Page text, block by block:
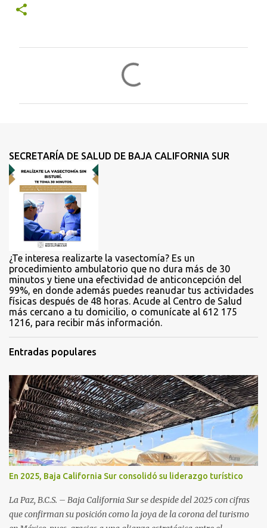
t
a
r
o
SECRETARÍA DE SALUD DE BAJA CALIFORNIA SUR
¿Te interesa realizarte la vasectomía? Es un
procedimiento ambulatorio que no dura más de 30
minutos y tiene una efectividad de anticoncepción del
99%, en donde además puedes reanudar tus actividades
físicas después de 48 horas. Acude al Centro de Salud
más cercano a tu domicilio, o comunícate al 612 175
1216, para recibir más información.
Entradas populares
En 2025, Baja California Sur consolidó su liderazgo turístico
La Paz, B.C.S. – Baja California Sur se despide del 2025 con cifras
que confirman su posición como la joya de la corona del turismo